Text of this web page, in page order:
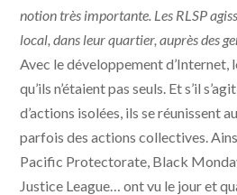
notion très importante. Les RLSP
local, dans leur quartier, auprès des
Avec le développement d’Internet,
qu’ils n’étaient pas seuls. Et s’il
d’actions isolées, ils se réunissent
parfois des actions collectives.
Pacific Protectorate, Black
Justice League… ont vu le jour et